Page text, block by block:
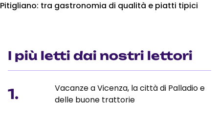
Pitigliano: tra gastronomia di qualità e piatti tipici
I più letti dai nostri lettori
1.
Vacanze a Vicenza, la città di Palladio e
delle buone trattorie